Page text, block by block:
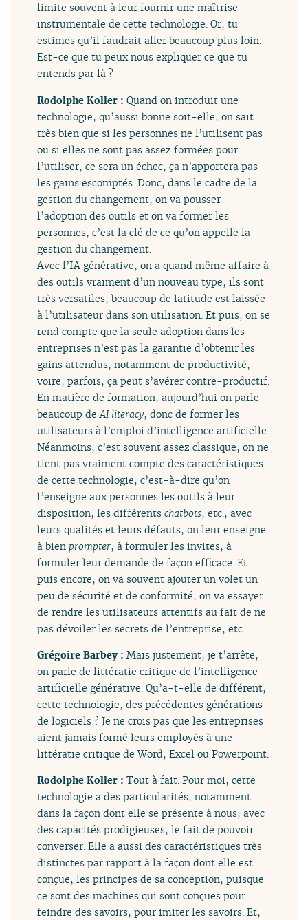
limite souvent à leur fournir une maîtrise
instrumentale de cette technologie. Or, tu
estimes qu’il faudrait aller beaucoup plus loin.
Est-ce que tu peux nous expliquer ce que tu
entends par là ?
Rodolphe Koller :Quand on introduit une
technologie, qu’aussi bonne soit-elle, on sait
très bien que si les personnes ne l’utilisent pas
ou si elles ne sont pas assez formées pour
l’utiliser, ce sera un échec, ça n’apportera pas
les gains escomptés. Donc, dans le cadre de la
gestion du changement, on va pousser
l’adoption des outils et on va former les
personnes, c’est la clé de ce qu’on appelle la
gestion du changement.
Avec l’IA générative, on a quand même affaire à
des outils vraiment d’un nouveau type, ils sont
très versatiles, beaucoup de latitude est laissée
à l’utilisateur dans son utilisation. Et puis, on se
rend compte que la seule adoption dans les
entreprises n’est pas la garantie d’obtenir les
gains attendus, notamment de productivité,
voire, parfois, ça peut s’avérer contre-productif.
En matière de formation, aujourd’hui on parle
beaucoup deAI literacy, donc de former les
utilisateurs à l’emploi d’intelligence artificielle.
Néanmoins, c’est souvent assez classique, on ne
tient pas vraiment compte des caractéristiques
de cette technologie, c’est-à-dire qu’on
l’enseigne aux personnes les outils à leur
disposition, les différentschatbots, etc., avec
leurs qualités et leurs défauts, on leur enseigne
à bien prompter, à formuler les invites, à
formuler leur demande de façon efficace. Et
puis encore, on va souvent ajouter un volet un
peu de sécurité et de conformité, on va essayer
de rendre les utilisateurs attentifs au fait de ne
pas dévoiler les secrets de l’entreprise, etc.
Grégoire Barbey :Mais justement, je t’arrête,
on parle de littératie critique de l’intelligence
artificielle générative. Qu’a-t-elle de différent,
cette technologie, des précédentes générations
de logiciels ? Je ne crois pas que les entreprises
aient jamais formé leurs employés à une
littératie critique de Word, Excel ou Powerpoint.
Rodolphe Koller :Tout à fait. Pour moi, cette
technologie a des particularités, notamment
dans la façon dont elle se présente à nous, avec
des capacités prodigieuses, le fait de pouvoir
converser. Elle a aussi des caractéristiques très
distinctes par rapport à la façon dont elle est
conçue, les principes de sa conception, puisque
ce sont des machines qui sont conçues pour
feindre des savoirs, pour imiter les savoirs. Et,